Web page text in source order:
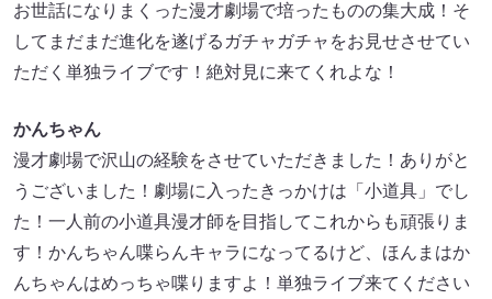
お世話になりまくった漫才劇場で培ったものの集大成！そ
してまだまだ進化を遂げるガチャガチャをお見せさせてい
ただく単独ライブです！絶対見に来てくれよな！
かんちゃん
漫才劇場で沢山の経験をさせていただきました！ありがと
うございました！劇場に入ったきっかけは「小道具」でし
た！一人前の小道具漫才師を目指してこれからも頑張りま
す！かんちゃん喋らんキャラになってるけど、ほんまはか
んちゃんはめっちゃ喋りますよ！単独ライブ来てください